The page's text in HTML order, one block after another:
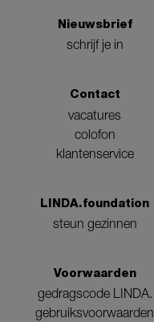
Nieuwsbrief
schrijf je in
Contact
vacatures
colofon
klantenservice
LINDA.foundation
steun gezinnen
Voorwaarden
gedragscode LINDA.
gebruiksvoorwaarden